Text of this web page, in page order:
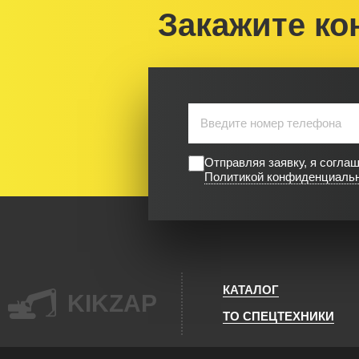
Закажите
Отправляя заявку, я
Политикой
KIKZAP
КАТАЛОГ
ТО СПЕЦТЕХНИКИ